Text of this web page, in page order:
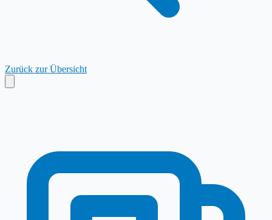
Zurück zur Übersicht